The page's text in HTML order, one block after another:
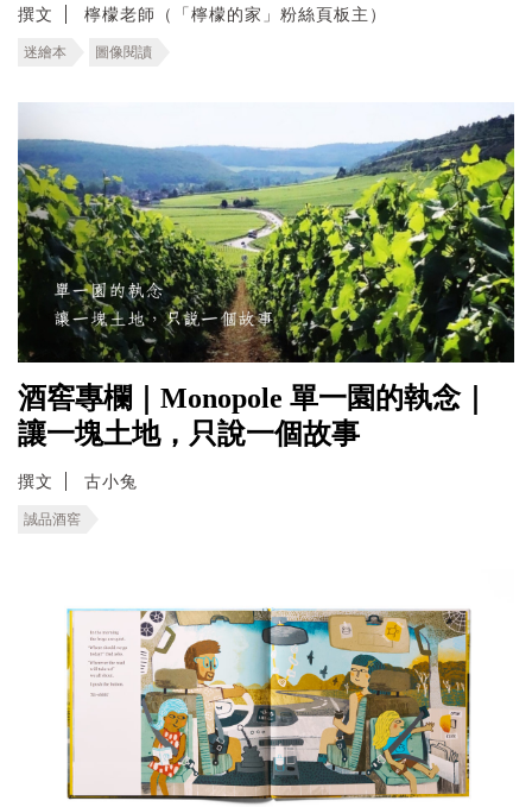
撰文 檸檬老師（「檸檬的家」粉絲頁板主）
迷繪本 圖像閱讀
酒窖專欄｜Monopole 單一園的執念｜
讓一塊土地，只說一個故事
撰文 古小兔
誠品酒窖